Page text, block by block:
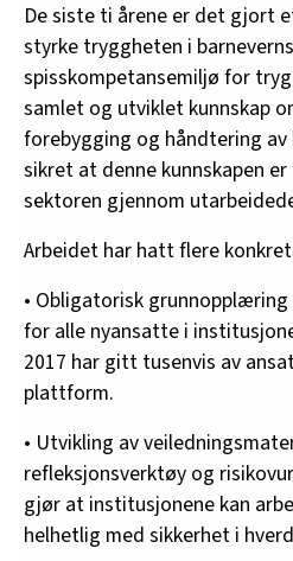
De siste ti årene er det gjort
styrke tryggheten i
spisskompetansemiljø for
samlet og utviklet kunnskap
forebygging og håndtering
sikret at denne kunnskapen
sektoren gjennom
Arbeidet har hatt flere
• Obligatorisk
for alle nyansatte i
2017 har gitt tusenvis av
plattform.
• Utvikling av
refleksjonsverktøy og
gjør at institusjonene kan
helhetlig med sikkerhet i